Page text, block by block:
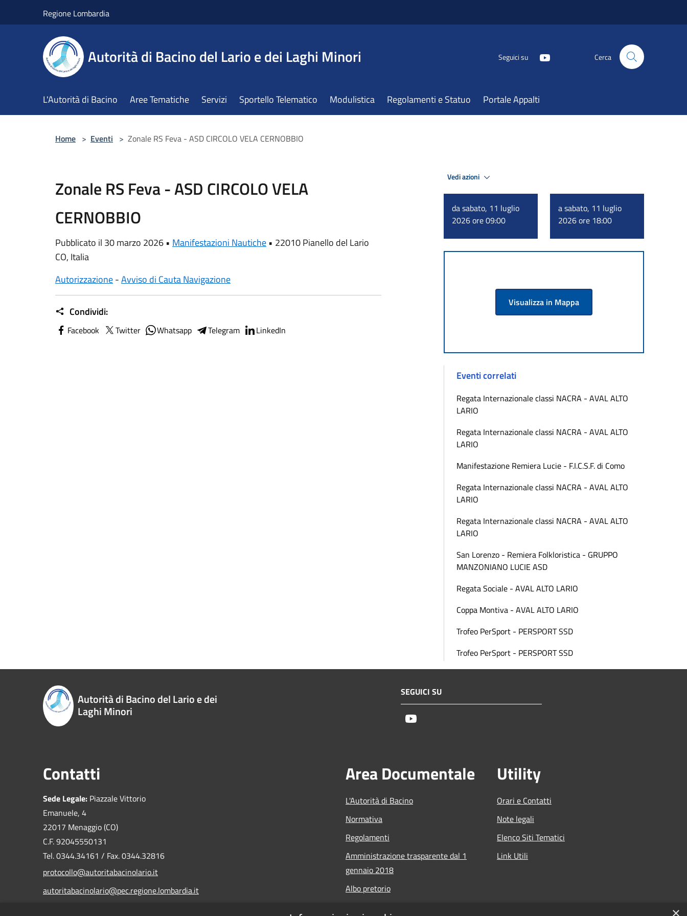
Regione Lombardia
Autorità di Bacino del Lario e dei Laghi Minori Seguici su Cerca
L'Autorità di Bacino Aree Tematiche Servizi Sportello Telematico Modulistica Regolamenti e Statuo Portale Appalti
Home > Eventi > Zonale RS Feva - ASD CIRCOLO VELA CERNOBBIO
Zonale RS Feva - ASD CIRCOLO VELA
CERNOBBIO
Pubblicato il 30 marzo 2026 • Manifestazioni Nautiche • 22010 Pianello del Lario
CO, Italia
Autorizzazione-Avviso di Cauta Navigazione
Condividi:
Facebook Twitter Whatsapp Telegram LinkedIn
Vedi azioni
da sabato, 11 luglio
2026 ore 09:00
a sabato, 11 luglio
2026 ore 18:00
Visualizza in Mappa
Eventi correlati
Regata Internazionale classi NACRA - AVAL ALTO
LARIO
Regata Internazionale classi NACRA - AVAL ALTO
LARIO
Manifestazione Remiera Lucie - F.I.C.S.F. di Como
Regata Internazionale classi NACRA - AVAL ALTO
LARIO
Regata Internazionale classi NACRA - AVAL ALTO
LARIO
San Lorenzo - Remiera Folkloristica - GRUPPO
MANZONIANO LUCIE ASD
Regata Sociale - AVAL ALTO LARIO
Coppa Montiva - AVAL ALTO LARIO
Trofeo PerSport - PERSPORT SSD
Trofeo PerSport - PERSPORT SSD
Autorità di Bacino del Lario e dei
Laghi Minori
SEGUICI SU
Contatti
Sede Legale: Piazzale Vittorio
Emanuele, 4
22017 Menaggio (CO)
C.F. 92045550131
Tel. 0344.34161 / Fax. 0344.32816
protocollo@autoritabacinolario.it
autoritabacinolario@pec.regione.lombardia.it
Area Documentale
L'Autorità di Bacino
Normativa
Regolamenti
Amministrazione trasparente dal 1
gennaio 2018
Albo pretorio
Utility
Orari e Contatti
Note legali
Elenco Siti Tematici
Link Utili